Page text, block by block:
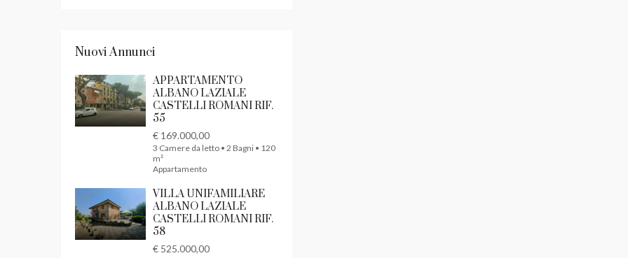
Nuovi Annunci
APPARTAMENTO
ALBANO LAZIALE
CASTELLI ROMANI RIF.
55
€ 169.000,00
3 Camere da letto • 2 Bagni • 120
m²
Appartamento
VILLA UNIFAMILIARE
ALBANO LAZIALE
CASTELLI ROMANI RIF.
58
€ 525.000,00